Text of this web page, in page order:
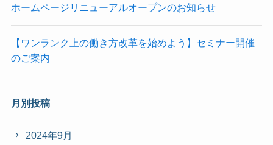
ホームページリニューアルオープンのお知らせ
【ワンランク上の働き方改革を始めよう】セミナー開催
のご案内
月別投稿
2024年9月